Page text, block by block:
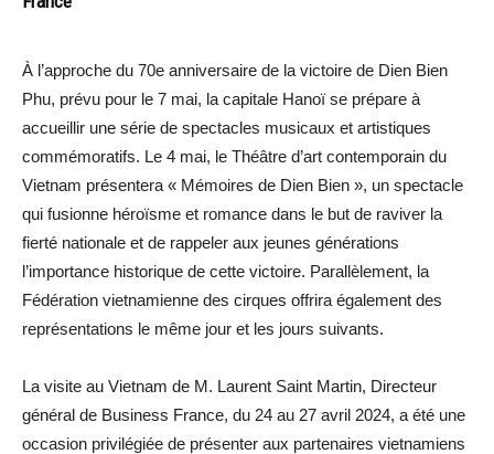
À l’approche du 70e anniversaire de la victoire de Dien Bien
Phu, prévu pour le 7 mai, la capitale Hanoï se prépare à
accueillir une série de spectacles musicaux et artistiques
commémoratifs. Le 4 mai, le Théâtre d’art contemporain du
Vietnam présentera « Mémoires de Dien Bien », un spectacle
qui fusionne héroïsme et romance dans le but de raviver la
fierté nationale et de rappeler aux jeunes générations
l’importance historique de cette victoire. Parallèlement, la
Fédération vietnamienne des cirques offrira également des
représentations le même jour et les jours suivants.
La visite au Vietnam de M. Laurent Saint Martin, Directeur
général de Business France, du 24 au 27 avril 2024, a été une
occasion privilégiée de présenter aux partenaires vietnamiens